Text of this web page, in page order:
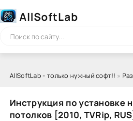
AllSoftLab
AllSoftLab - только нужный софт!! »
Инструкция по установке
потолков [2010, TVRip,